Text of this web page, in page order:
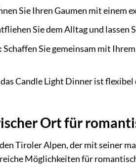
Sie Ihren Gaumen mit einem
Sie dem Alltag und lassen
Schaffen Sie gemeinsam mit
Candle Light Dinner ist
Ort für
Tiroler Alpen, der mit seiner
Möglichkeiten für